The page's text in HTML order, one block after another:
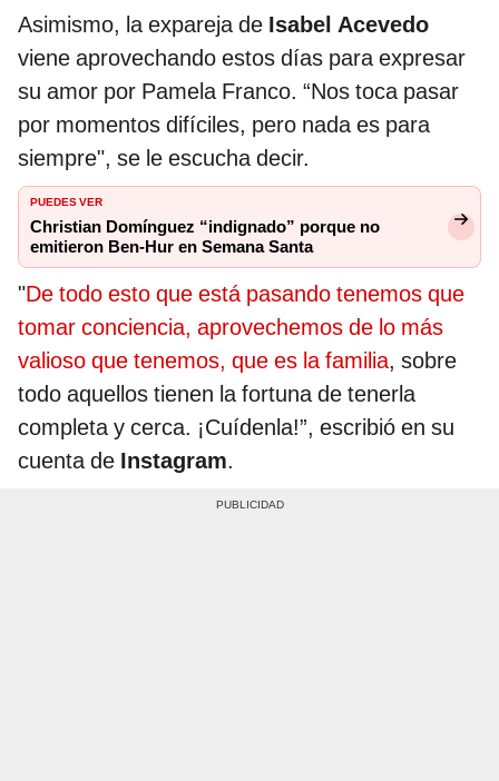
Asimismo, la expareja de Isabel Acevedo
viene aprovechando estos días para expresar
su amor por Pamela Franco. “Nos toca pasar
por momentos difíciles, pero nada es para
siempre", se le escucha decir.
PUEDES VER
Christian Domínguez “indignado” porque no
emitieron Ben-Hur en Semana Santa
"De todo esto que está pasando tenemos que
tomar conciencia, aprovechemos de lo más
valioso que tenemos, que es la familia, sobre
todo aquellos tienen la fortuna de tenerla
completa y cerca. ¡Cuídenla!”, escribió en su
cuenta de Instagram.